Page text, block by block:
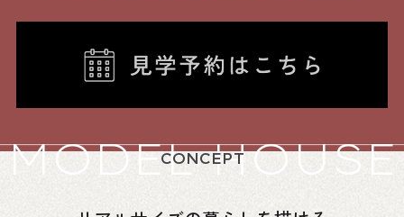
CONCEPT
MODEL HOUSE